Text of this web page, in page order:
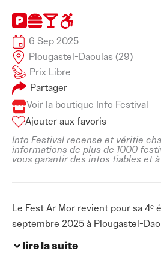
6 Sep 2025
Plougastel-Daoulas (29)
Prix Libre
Partager
Voir la boutique Info Festival
Ajouter aux favoris
Info Festival recense et vérifie
informations de plus de 1000
vous garantir des infos fiables et à
Le Fest Ar Mor revient pour sa 4ᵉ
septembre 2025 à Plougastel-
Tinduff, pour une journée où
lire la suite